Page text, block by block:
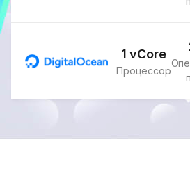
1 vCore
Процессор